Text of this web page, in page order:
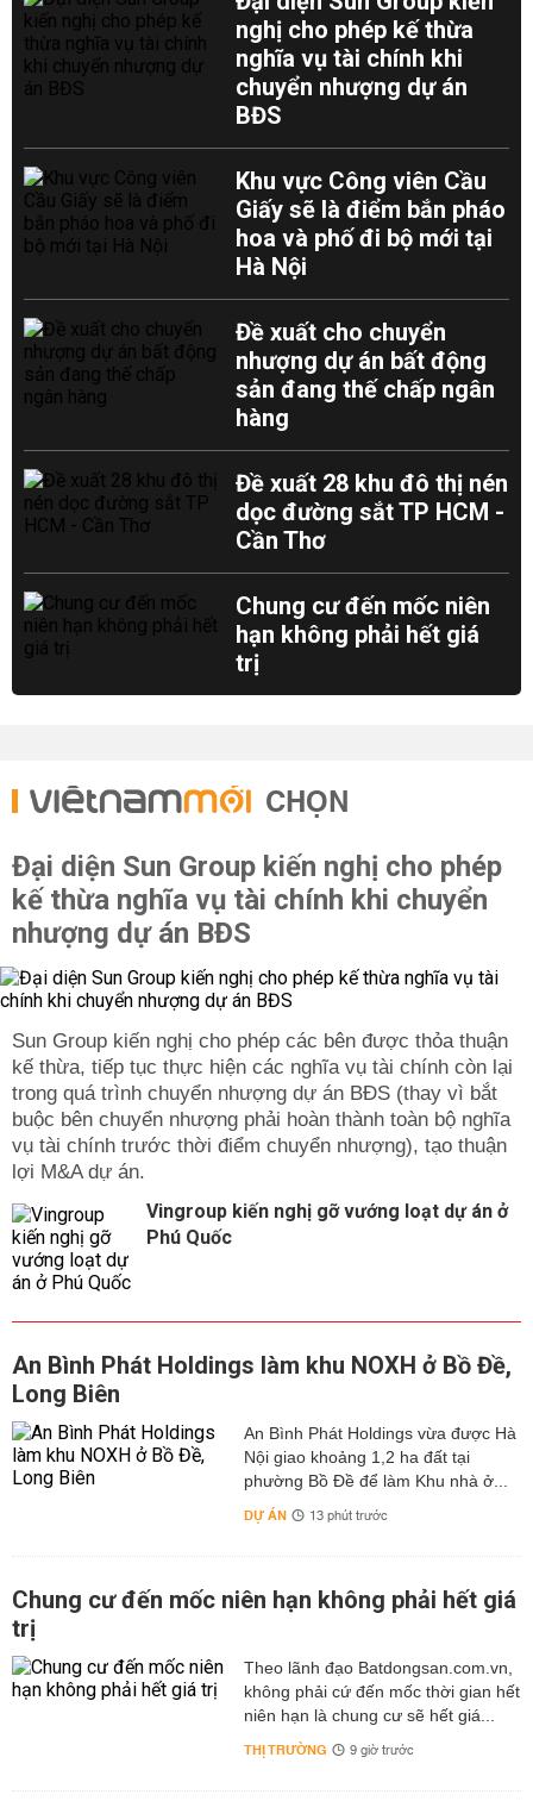
nghị cho phép kế thừa
nghĩa vụ tài chính khi
chuyển nhượng dự án
BĐS
Khu vực Công viên Cầu
Giấy sẽ là điểm bắn pháo
hoa và phố đi bộ mới tại
Hà Nội
Đề xuất cho chuyển
nhượng dự án bất động
sản đang thế chấp ngân
hàng
Đề xuất 28 khu đô thị nén
dọc đường sắt TP HCM -
Cần Thơ
Chung cư đến mốc niên
hạn không phải hết giá
trị
CHỌN
Đại diện Sun Group kiến nghị cho phép
kế thừa nghĩa vụ tài chính khi chuyển
nhượng dự án BĐS
Sun Group kiến nghị cho phép các bên được thỏa thuận
kế thừa, tiếp tục thực hiện các nghĩa vụ tài chính còn lại
trong quá trình chuyển nhượng dự án BĐS (thay vì bắt
buộc bên chuyển nhượng phải hoàn thành toàn bộ nghĩa
vụ tài chính trước thời điểm chuyển nhượng), tạo thuận
lợi M&A dự án.
Vingroup kiến nghị gỡ vướng loạt dự án ở
Phú Quốc
An Bình Phát Holdings làm khu NOXH ở Bồ Đề,
Long Biên
An Bình Phát Holdings vừa được Hà
Nội giao khoảng 1,2 ha đất tại
phường Bồ Đề để làm Khu nhà ở...
DỰ ÁN 13 phút trước
Chung cư đến mốc niên hạn không phải hết giá
trị
Theo lãnh đạo Batdongsan.com.vn,
không phải cứ đến mốc thời gian hết
niên hạn là chung cư sẽ hết giá...
THỊ TRƯỜNG 9 giờ trước